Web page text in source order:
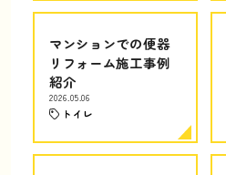
マンションでの便器
リフォーム施工事例
紹介
2026.05.06
トイレ